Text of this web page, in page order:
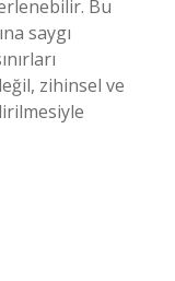
Bu
saygı
zihinsel ve